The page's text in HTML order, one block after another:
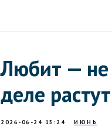
Любит —
деле
2026-06-24 15:24 ИЮНЬ